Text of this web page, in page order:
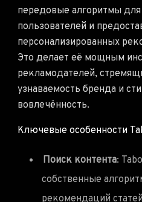
передовые алгоритмы для
пользователей и
персонализированных
Это делает её мощным
рекламодателей,
узнаваемость бренда и
вовлечённость.
Ключевые особенности
Поиск контента:
собственные
рекомендаций